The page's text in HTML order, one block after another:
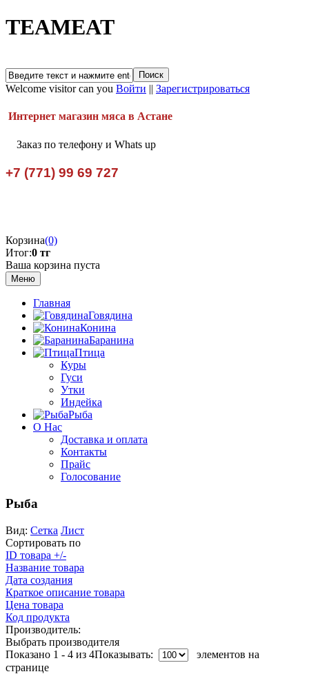
TEAMEAT
Welcome visitor can you Войти || Зарегистрироваться
Интернет магазин мяса в Астане
Заказ по телефону и Whats up
+7 (771) 99 69 727
Корзина(0)
Итог:0 тг
Ваша корзина пуста
Меню
Главная
Говядина
Конина
Баранина
Птица
Куры
Гуси
Утки
Индейка
Рыба
О Нас
Доставка и оплата
Контакты
Прайс
Голосование
Рыба
Вид: Сетка Лист
Сортировать по
ID товара +/-
Название товара
Дата создания
Краткое описание товара
Цена товара
Код продукта
Производитель:
Выбрать производителя
Показано 1 - 4 из 4Показывать:
элементов на
странице